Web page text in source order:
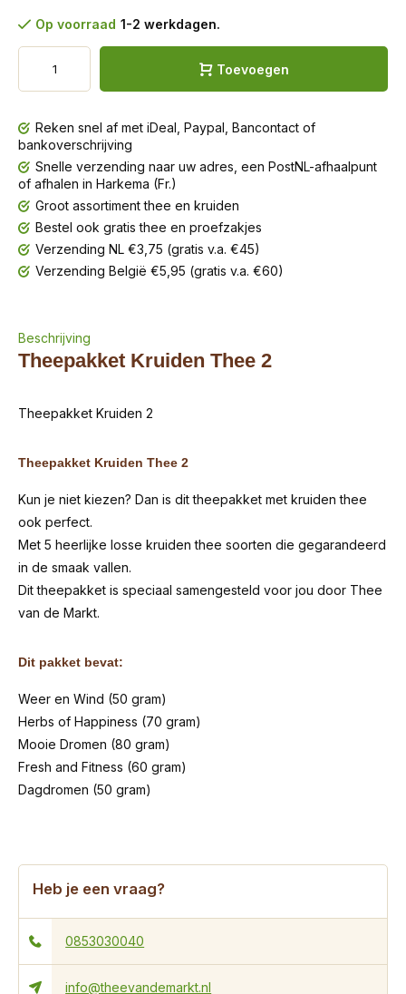
Op voorraad 1-2 werkdagen.
Toevoegen
Reken snel af met iDeal, Paypal, Bancontact of
bankoverschrijving
Snelle verzending naar uw adres, een PostNL-afhaalpunt
of afhalen in Harkema (Fr.)
Groot assortiment thee en kruiden
Bestel ook gratis thee en proefzakjes
Verzending NL €3,75 (gratis v.a. €45)
Verzending België €5,95 (gratis v.a. €60)
Beschrijving
Theepakket Kruiden Thee 2
Theepakket Kruiden 2
Theepakket Kruiden Thee 2
Kun je niet kiezen? Dan is dit theepakket met kruiden thee
ook perfect.
Met 5 heerlijke losse kruiden thee soorten die gegarandeerd
in de smaak vallen.
Dit theepakket is speciaal samengesteld voor jou door Thee
van de Markt.
Dit pakket bevat:
Weer en Wind (50 gram)
Herbs of Happiness (70 gram)
Mooie Dromen (80 gram)
Fresh and Fitness (60 gram)
Dagdromen (50 gram)
Heb je een vraag?
0853030040
info@theevandemarkt.nl